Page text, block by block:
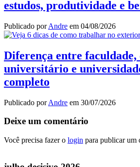
estudos, produtividade e
Publicado porAndre em 04/08/2026
Diferença entre faculdade,
universitário e
completo
Publicado porAndre em 30/07/2026
Deixe um comentário
Você precisa fazer o login para publicar um